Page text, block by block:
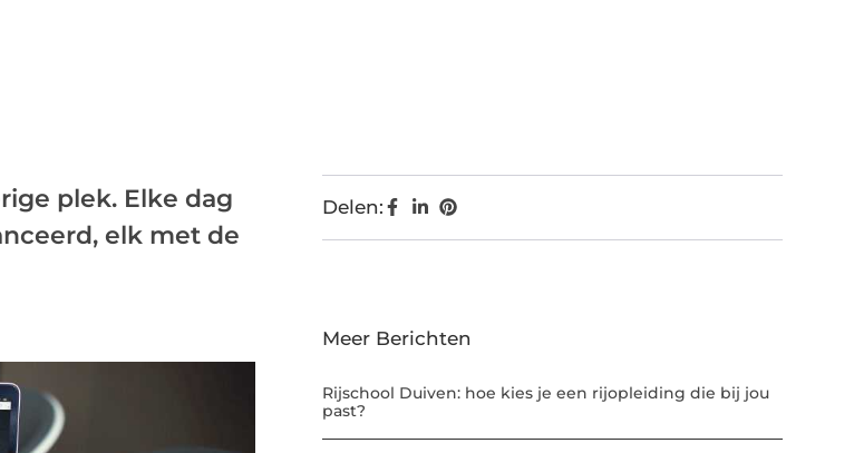
plek. Elke dag
elk met de
Delen:
Meer Berichten
Rijschool Duiven: hoe kies je een rijopleiding die bij jou
past?